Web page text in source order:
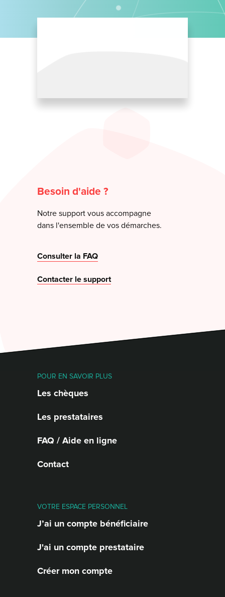
Besoin d'aide ?
Notre support vous accompagne
dans l'ensemble de vos démarches.
Consulter la FAQ
Contacter le support
POUR EN SAVOIR PLUS
Les chèques
Les prestataires
FAQ / Aide en ligne
Contact
VOTRE ESPACE PERSONNEL
J’ai un compte bénéficiaire
J'ai un compte prestataire
Créer mon compte